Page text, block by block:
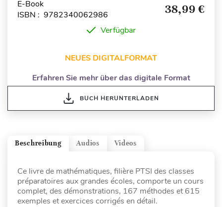
E-Book
ISBN : 9782340062986
38,99 €
Verfügbar
NEUES DIGITALFORMAT
Erfahren Sie mehr über das digitale Format
BUCH HERUNTERLADEN
Videos
Audios
Beschreibung
Ce livre de mathématiques, filière PTSI des classes
préparatoires aux grandes écoles, comporte un cours
complet, des démonstrations, 167 méthodes et 615
exemples et exercices corrigés en détail.